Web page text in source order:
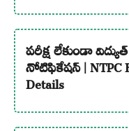
పరీక్ష లేకుండా
నోటిఫికేషన్ | NTPC
Details